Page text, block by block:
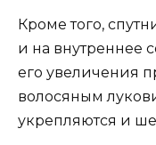
Кроме того,
и на внутреннее
его увеличения
волосяным
укрепляются и